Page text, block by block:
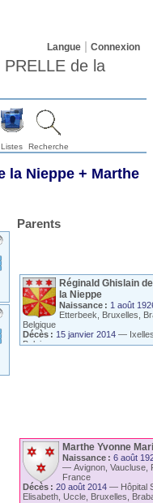
Langue Connexion
de la
Listes Recherche
la Nieppe + Marthe
Parents
Réginald Ghislain
la Nieppe
Naissance : 1 août
Etterbeek, Bruxelles,
Belgique
Décès : 15 janvier 2014 —
Belgique
Marthe Yvonne
Naissance : 6 août
—Avignon, Vaucluse,
France
Décès : 20 août 2014 — Hôpital
Elisabeth, Uccle, Bruxelles,